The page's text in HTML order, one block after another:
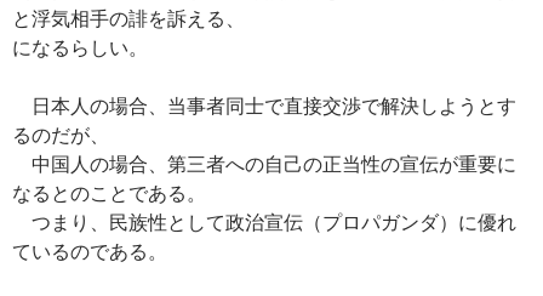
と浮気相手の誹を訴える、
になるらしい。
日本人の場合、当事者同士で直接交渉で解決しようとす
るのだが、
中国人の場合、第三者への自己の正当性の宣伝が重要に
なるとのことである。
つまり、民族性として政治宣伝（プロパガンダ）に優れ
ているのである。